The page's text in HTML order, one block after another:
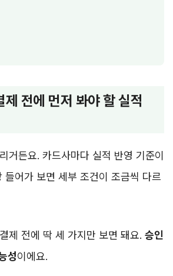
제 전에 먼저 봐야 할 실적
거든요. 카드사마다 실적 반영 기준이
들어가 보면 세부 조건이 조금씩 다르
제 전에 딱 세 가지만 보면 돼요. 승인
성이에요.